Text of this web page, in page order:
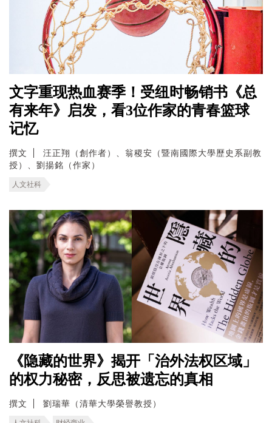
文字重现热血赛季！受纽时畅销书《总
有来年》启发，看3位作家的青春篮球
记忆
撰文
汪正翔（創作者）、翁稷安（暨南國際大學歷史系副教
授）、劉揚銘（作家）
人文社科
《隐藏的世界》揭开「治外法权区域」
的权力秘密，反思被遗忘的真相
撰文 劉瑞華（清華大學榮譽教授）